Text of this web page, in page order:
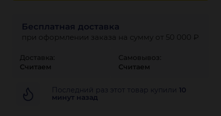
Бесплатная доставка
при оформлении заказа на сумму от 50 000 ₽
Доставка:
Считаем
Самовывоз:
Считаем
Последний раз этот товар купили 10
минут назад